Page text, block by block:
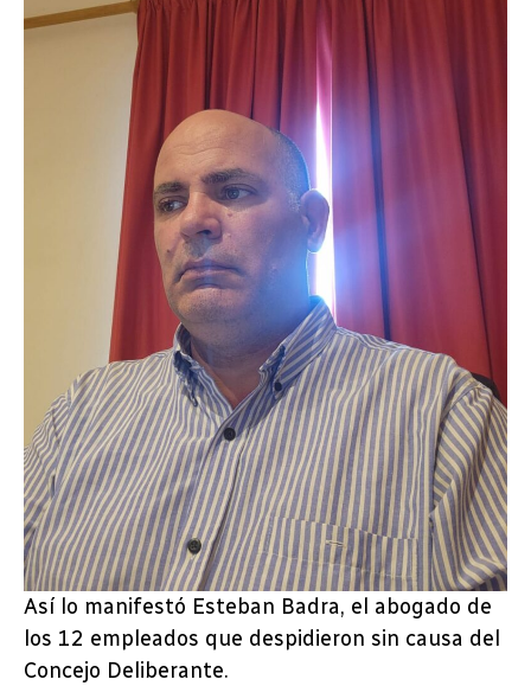
Así lo manifestó Esteban Badra, el abogado de
los 12 empleados que despidieron sin causa del
Concejo Deliberante.